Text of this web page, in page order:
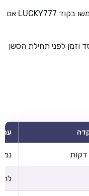
— בדקו תנאי הימור; השתמשו בקוד LUCKY777 אם
וזמן לפני תחילת הסשן